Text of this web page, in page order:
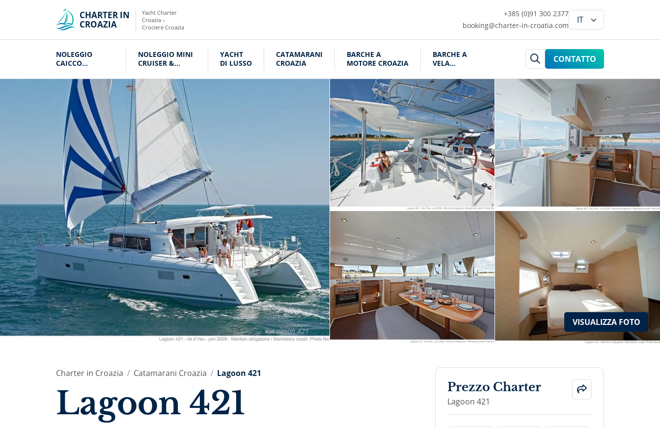
CHARTER IN
CROAZIA
Yacht Charter
Croazia –
Crociere Croazia
+385 (0)91 300 2377
booking@charter-in-croatia.com
NOLEGGIO
CAICCO
NOLEGGIO MINI
CRUISER &
YACHT
DI LUSSO
CATAMARANI
CROAZIA
BARCHE A
MOTORE CROAZIA
BARCHE A
VELA
CONTATTO
Lagoon 421
VISUALIZZA FOTO
Charter in Croazia Catamarani Croazia Lagoon 421
Lagoon 421 Prezzo Charter
Lagoon 421